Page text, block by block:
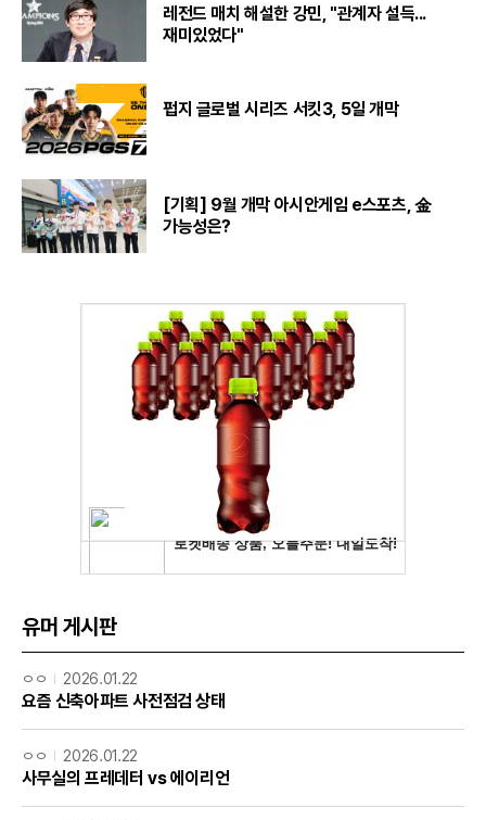
레전드 매치 해설한 강민, "관계자 설득...
재미있었다"
펍지 글로벌 시리즈 서킷3, 5일 개막
[기획] 9월 개막 아시안게임 e스포츠, 金
가능성은?
유머 게시판
ㅇㅇ 2026.01.22
요즘 신축아파트 사전점검 상태
ㅇㅇ 2026.01.22
사무실의 프레데터 vs 에이리언